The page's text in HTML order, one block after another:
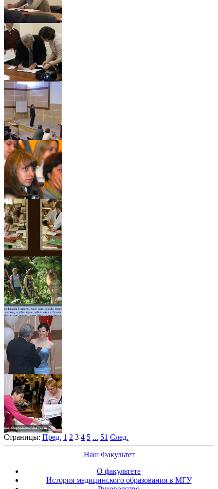
Страницы: Пред. 1 2 3 4 5 ... 51 След.
Наш Факультет
О факультете
История медицинского образования в МГУ